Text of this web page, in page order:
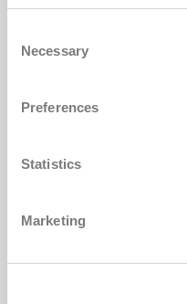
Selection
Necessary
Preferences
Statistics
Marketing
Rozwiej wszelkie
Najczęściej zadawane pytania
Najczęściej